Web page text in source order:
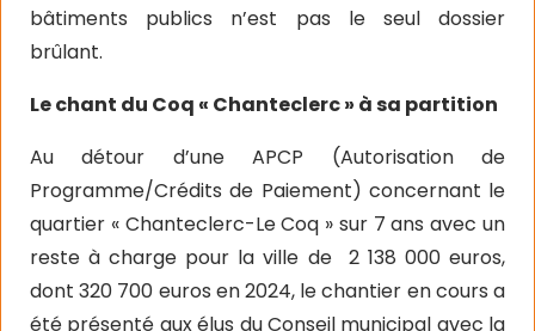
bâtiments publics n’est pas le seul dossier
brûlant.
Le chant du Coq « Chanteclerc » à sa partition
Au détour d’une APCP (Autorisation de
Programme/Crédits de Paiement) concernant le
quartier « Chanteclerc-Le Coq » sur 7 ans avec un
reste à charge pour la ville de
2 138 000 euros,
dont 320 700 euros en 2024, le chantier en cours a
été présenté aux élus du Conseil municipal avec la